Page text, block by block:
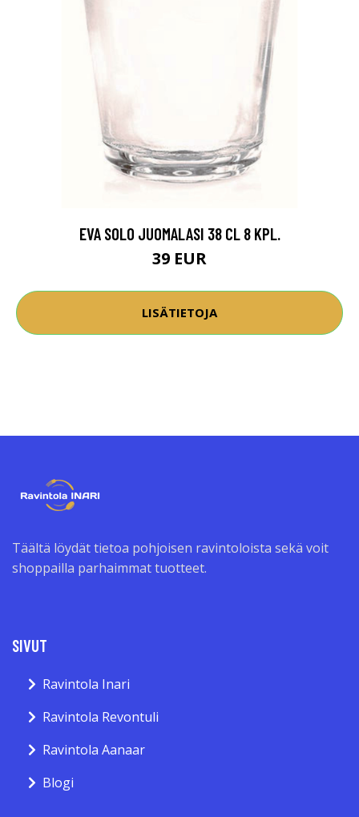
EVA SOLO JUOMALASI 38 CL 8 KPL.
39 EUR
LISÄTIETOJA
Täältä löydät tietoa pohjoisen ravintoloista sekä voit
shoppailla parhaimmat tuotteet.
SIVUT
Ravintola Inari
Ravintola Revontuli
Ravintola Aanaar
Blogi